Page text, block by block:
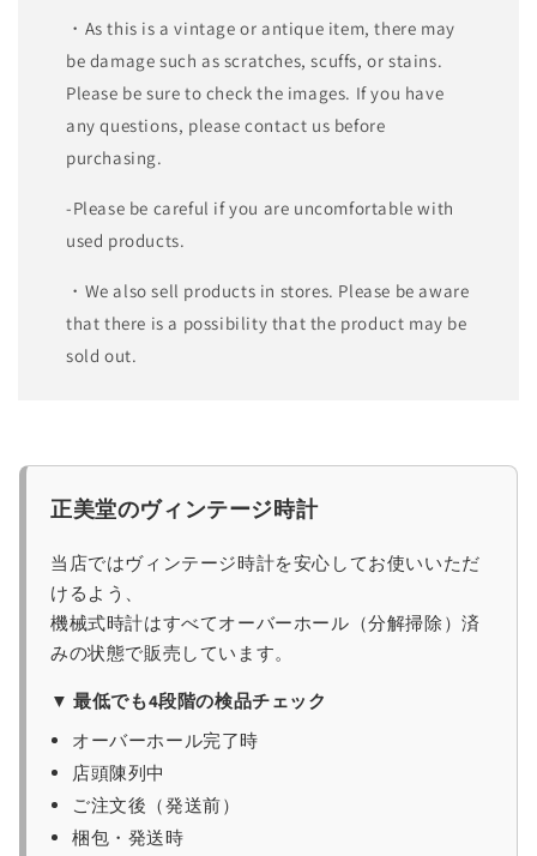
・As this is a vintage or antique item, there may
be damage such as scratches, scuffs, or stains.
Please be sure to check the images. If you have
any questions, please contact us before
purchasing.
-Please be careful if you are uncomfortable with
used products.
・We also sell products in stores. Please be aware
that there is a possibility that the product may be
sold out.
正美堂のヴィンテージ時計
当店ではヴィンテージ時計を安心してお使いいただ
けるよう、
機械式時計はすべてオーバーホール（分解掃除）済
みの状態で販売しています。
▼ 最低でも4段階の検品チェック
オーバーホール完了時
店頭陳列中
ご注文後（発送前）
梱包・発送時